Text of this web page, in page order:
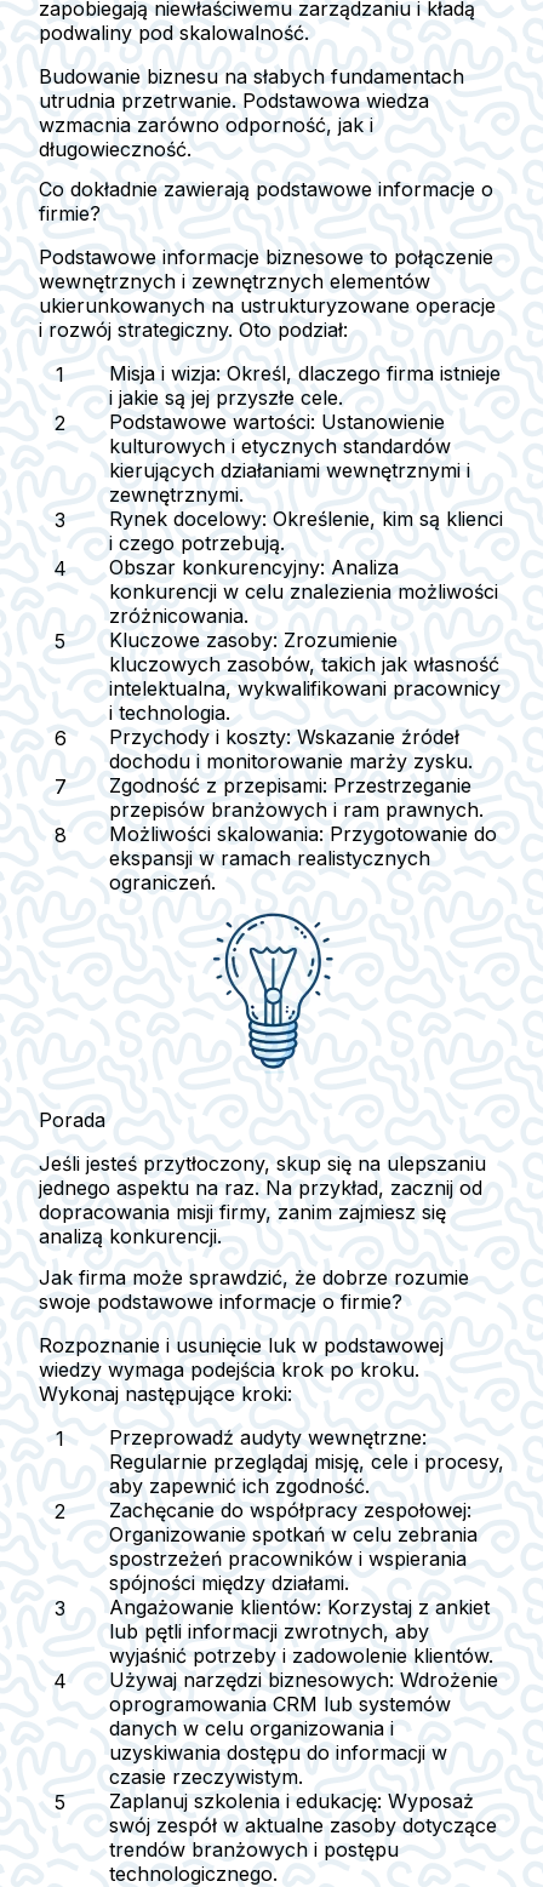
zapobiegają niewłaściwemu zarządzaniu i kładą
podwaliny pod skalowalność.
Budowanie biznesu na słabych fundamentach
utrudnia przetrwanie. Podstawowa wiedza
wzmacnia zarówno odporność, jak i
długowieczność.
Co dokładnie zawierają podstawowe informacje o
firmie?
Podstawowe informacje biznesowe to połączenie
wewnętrznych i zewnętrznych elementów
ukierunkowanych na ustrukturyzowane operacje
i rozwój strategiczny. Oto podział:
Misja i wizja: Określ, dlaczego firma istnieje
i jakie są jej przyszłe cele.
Podstawowe wartości: Ustanowienie
kulturowych i etycznych standardów
kierujących działaniami wewnętrznymi i
zewnętrznymi.
Rynek docelowy: Określenie, kim są klienci
i czego potrzebują.
Obszar konkurencyjny: Analiza
konkurencji w celu znalezienia możliwości
zróżnicowania.
Kluczowe zasoby: Zrozumienie
kluczowych zasobów, takich jak własność
intelektualna, wykwalifikowani pracownicy
i technologia.
Przychody i koszty: Wskazanie źródeł
dochodu i monitorowanie marży zysku.
Zgodność z przepisami: Przestrzeganie
przepisów branżowych i ram prawnych.
Możliwości skalowania: Przygotowanie do
ekspansji w ramach realistycznych
ograniczeń.
Porada
Jeśli jesteś przytłoczony, skup się na ulepszaniu
jednego aspektu na raz. Na przykład, zacznij od
dopracowania misji firmy, zanim zajmiesz się
analizą konkurencji.
Jak firma może sprawdzić, że dobrze rozumie
swoje podstawowe informacje o firmie?
Rozpoznanie i usunięcie luk w podstawowej
wiedzy wymaga podejścia krok po kroku.
Wykonaj następujące kroki:
Przeprowadź audyty wewnętrzne:
Regularnie przeglądaj misję, cele i procesy,
aby zapewnić ich zgodność.
Zachęcanie do współpracy zespołowej:
Organizowanie spotkań w celu zebrania
spostrzeżeń pracowników i wspierania
spójności między działami.
Angażowanie klientów: Korzystaj z ankiet
lub pętli informacji zwrotnych, aby
wyjaśnić potrzeby i zadowolenie klientów.
Używaj narzędzi biznesowych: Wdrożenie
oprogramowania CRM lub systemów
danych w celu organizowania i
uzyskiwania dostępu do informacji w
czasie rzeczywistym.
Zaplanuj szkolenia i edukację: Wyposaż
swój zespół w aktualne zasoby dotyczące
trendów branżowych i postępu
technologicznego.